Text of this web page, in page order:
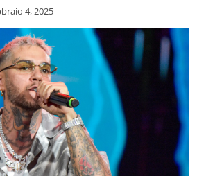
4, 2025